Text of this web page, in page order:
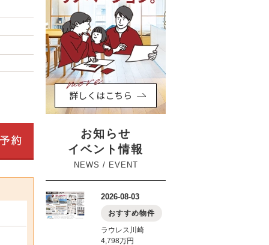
お知らせ
イベント情報
NEWS / EVENT